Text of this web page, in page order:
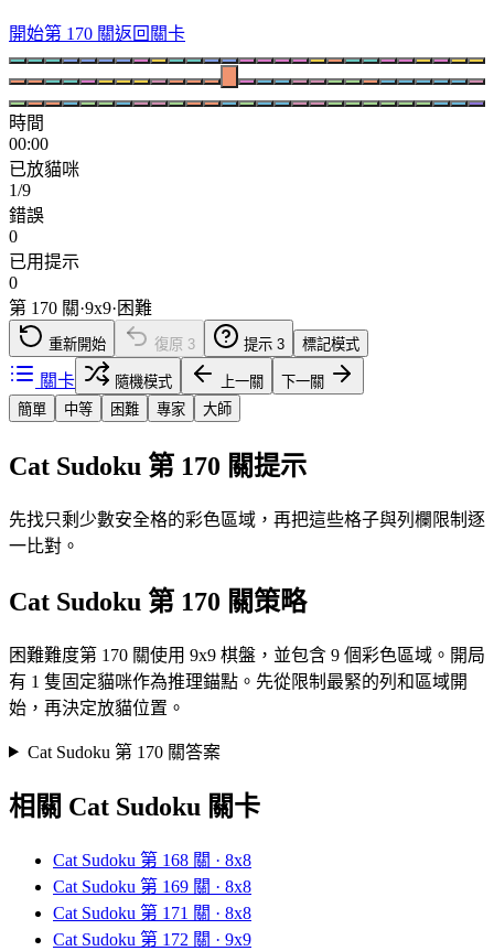
開始第 170 關返回關卡
時間
00:00
已放貓咪
1/9
錯誤
0
已用提示
0
第 170 關·9x9· 困難
重新開始 復原 3 提示 3 標記模式
關卡 隨機模式 上一關
下一關
簡單
中等 困難 專家 大師
Cat Sudoku 第 170 關提示
先找只剩少數安全格的彩色區域，再把這些格子與列欄限制逐
一比對。
Cat Sudoku 第 170 關策略
困難難度第 170 關使用 9x9 棋盤，並包含 9 個彩色區域。開局
有 1 隻固定貓咪作為推理錨點。先從限制最緊的列和區域開
始，再決定放貓位置。
Cat Sudoku 第 170 關答案
相關 Cat Sudoku 關卡
Cat Sudoku 第 168 關 · 8x8
Cat Sudoku 第 169 關 · 8x8
Cat Sudoku 第 171 關 · 8x8
Cat Sudoku 第 172 關 · 9x9